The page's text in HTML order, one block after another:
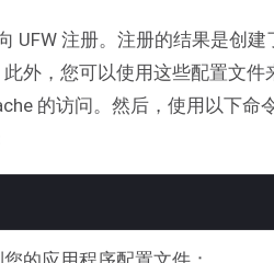
UFW 注册。注册的结果是创建
外，您可以使用这些配置文件
的访问。然后，使用以下命